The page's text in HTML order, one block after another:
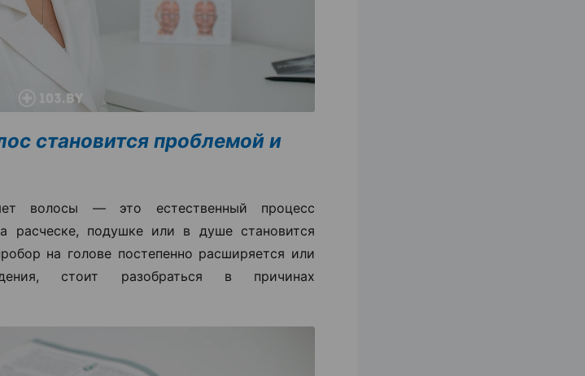
становится проблемой и
волосы — это естественный процесс
расческе, подушке или в душе становится
на голове постепенно расширяется или
стоит разобраться в причинах